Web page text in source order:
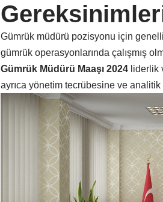
Gümrük müdürü pozisyonu için
gümrük operasyonlarında çalışmış
Gümrük Müdürü Maaşı 2024 liderlik
ayrıca yönetim tecrübesine ve